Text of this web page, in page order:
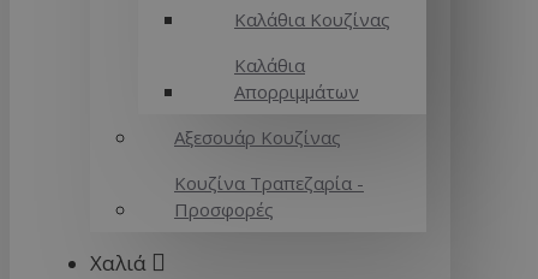
Καλάθια Κουζίνας
Καλάθια
Απορριμμάτων
Αξεσουάρ Κουζίνας
Κουζίνα Τραπεζαρία -
Προσφορές
Χαλιά